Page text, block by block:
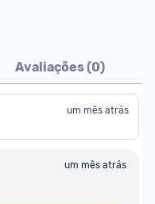
Avaliações (0)
um mês atrás
um mês atrás